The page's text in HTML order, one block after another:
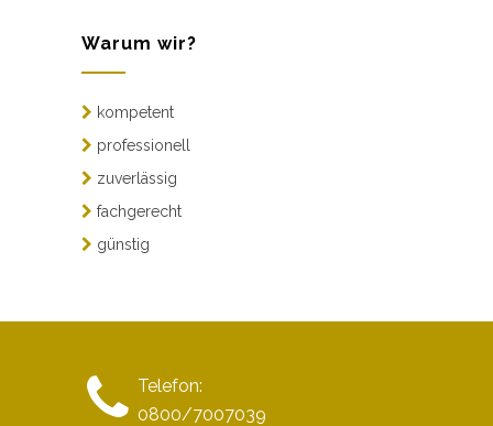
Warum wir?
kompetent
professionell
zuverlässig
fachgerecht
günstig
Telefon:
0800/7007039